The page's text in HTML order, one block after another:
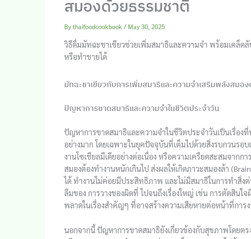
สมองด้วยธรรมชาติ
Bythaifoodcookbook / May 30, 2025
วิธีดื่มมัทฉะชาเขียวช่วยเพิ่มสมาธิและความจำ พร้อมเคล็ด
หรือทำขายได้
มัทฉะชาเขียวกับการเพิ่มสมาธิและความจำเสริมพลังสมอ
ปัญหาการขาดสมาธิและความจำในชีวิตประจำวัน
ปัญหาการขาดสมาธิและความจำในชีวิตประจำวันเป็นเรื่
อย่างมาก โดยเฉพาะในยุคปัจจุบันที่เต็มไปด้วยสิ่งรบกวนรอ
งานโซเชียลมีเดียอย่างต่อเนื่อง หรือความเครียดสะสมจาก
สมองต้องทำงานหนักเกินไป ส่งผลให้เกิดภาวะสมองล้า
ได้ ทำงานไม่ค่อยมีประสิทธิภาพ และไม่มีสมาธิในการทำสิ่ง
ลืมของ การวางของผิดที่ ไปจนถึงเรื่องใหญ่ เช่น การตัดสิน
พลาดในเรื่องสำคัญๆ ที่อาจสร้างความเสียหายต่อหน้าที่การ
นอกจากนี้ ปัญหาการขาดสมาธิยังเกี่ยวข้องกับสุขภาพโดยต